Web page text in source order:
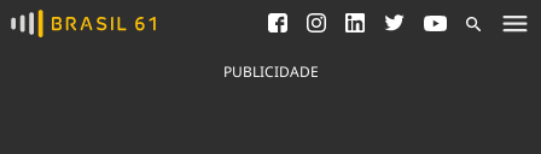
Ver todas as notícias
Saneamento
Indicadores
PUBLICIDADE